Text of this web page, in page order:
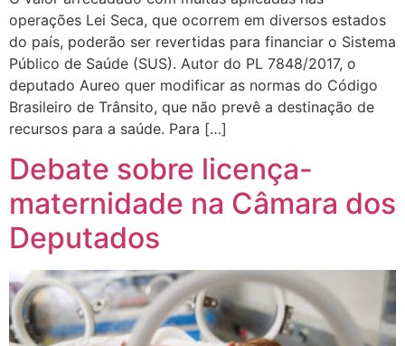
operações Lei Seca, que ocorrem em diversos estados
do país, poderão ser revertidas para financiar o Sistema
Público de Saúde (SUS). Autor do PL 7848/2017, o
deputado Aureo quer modificar as normas do Código
Brasileiro de Trânsito, que não prevê a destinação de
recursos para a saúde. Para […]
Debate sobre licença-
maternidade na Câmara dos
Deputados